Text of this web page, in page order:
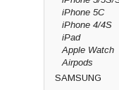
iPhone 5C
iPhone 4/4S
iPad
Apple Watch
Airpods
SAMSUNG